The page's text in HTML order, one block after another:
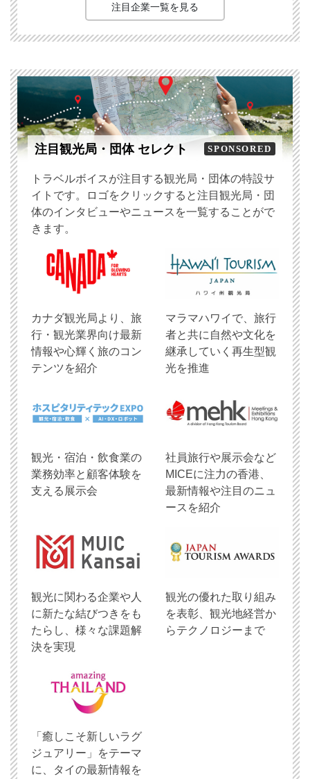
注目企業一覧を見る
注目観光局・団体 セレクト SPONSORED
トラベルボイスが注目する観光局・団体の特設サ
イトです。ロゴをクリックすると注目観光局・団
体のインタビューやニュースを一覧することがで
きます。
​カナダ観光局より、旅
行・観光業界向け最新
情報や心輝く旅のコン
テンツを紹介
マラマハワイで、旅行
者と共に自然や文化を
継承していく再生型観
光を推進
観光・宿泊・飲食業の
業務効率と顧客体験を
支える展示会
社員旅行や展示会など
MICEに注力の香港、
最新情報や注目のニュ
ースを紹介
観光に関わる企業や人
に新たな結びつきをも
たらし、様々な課題解
決を実現
観光の優れた取り組み
を表彰、観光地経営か
らテクノロジーまで
「癒しこそ新しいラグ
ジュアリー」をテーマ
に、タイの最新情報を